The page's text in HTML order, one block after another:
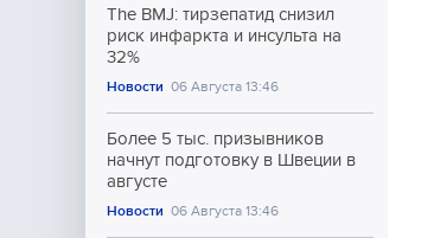
The BMJ: тирзепатид снизил
риск инфаркта и инсульта на
32%
Новости 06 Августа 13:46
Более 5 тыс. призывников
начнут подготовку в Швеции в
августе
Новости 06 Августа 13:46